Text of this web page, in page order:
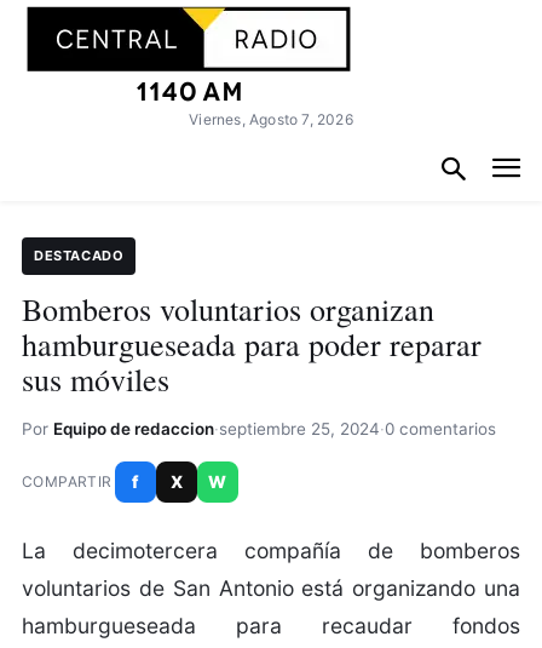
Viernes, Agosto 7, 2026
DESTACADO
Bomberos voluntarios organizan
hamburgueseada para poder reparar
sus móviles
Por Equipo de redaccion·septiembre 25, 2024·0 comentarios
COMPARTIR f X W
La decimotercera compañía de bomberos
voluntarios de San Antonio está organizando una
hamburgueseada para recaudar fondos